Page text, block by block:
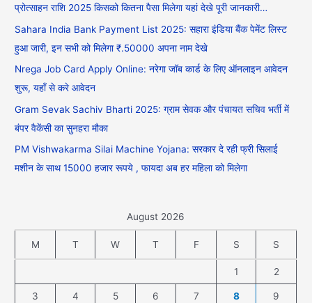
प्रोत्साहन राशि 2025 किसको कितना पैसा मिलेगा यहां देखे पूरी जानकारी…
Sahara India Bank Payment List 2025: सहारा इंडिया बैंक पेमेंट लिस्ट
हुआ जारी, इन सभी को मिलेगा ₹.50000 अपना नाम देखे
Nrega Job Card Apply Online: नरेगा जॉब कार्ड के लिए ऑनलाइन आवेदन
शुरू, यहाँ से करे आवेदन
Gram Sevak Sachiv Bharti 2025: ग्राम सेवक और पंचायत सचिव भर्ती में
बंपर वैकेंसी का सुनहरा मौका
PM Vishwakarma Silai Machine Yojana: सरकार दे रही फ्री सिलाई
मशीन के साथ 15000 हजार रूपये , फायदा अब हर महिला को मिलेगा
August 2026
M T W T F S S
1 2
3 4 5 6 7 8 9